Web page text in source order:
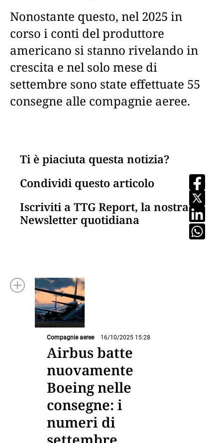
Nonostante questo, nel 2025 in
corso i conti del produttore
americano si stanno rivelando in
crescita e nel solo mese di
settembre sono state effettuate 55
consegne alle compagnie aeree.
Ti è piaciuta questa notizia?
Condividi questo articolo
Iscriviti a TTG Report, la nostra
Newsletter quotidiana
Compagnie aeree 16/10/2025 15:28
Airbus batte
nuovamente
Boeing nelle
consegne: i
numeri di